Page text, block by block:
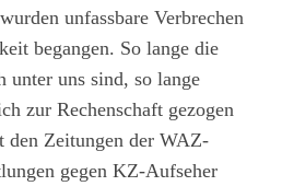
unfassbare Verbrechen
begangen. So lange die
unter uns sind, so lange
zur Rechenschaft gezogen
den Zeitungen der WAZ-
gegen KZ-Aufseher